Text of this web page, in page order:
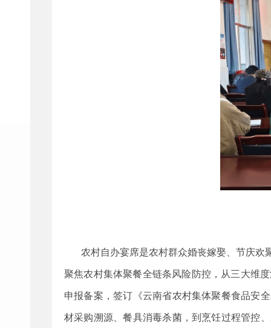
农村自办宴席是农村群众婚丧嫁娶、节庆欢
聚焦农村集体聚餐全链条风险防控，从三大维
申报备案，签订《云南省农村集体聚餐食品安
材采购溯源、餐具消毒杀菌，到烹饪过程管控